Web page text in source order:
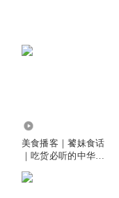
1
美食播客｜饕妹食话
｜吃货必听的中华美